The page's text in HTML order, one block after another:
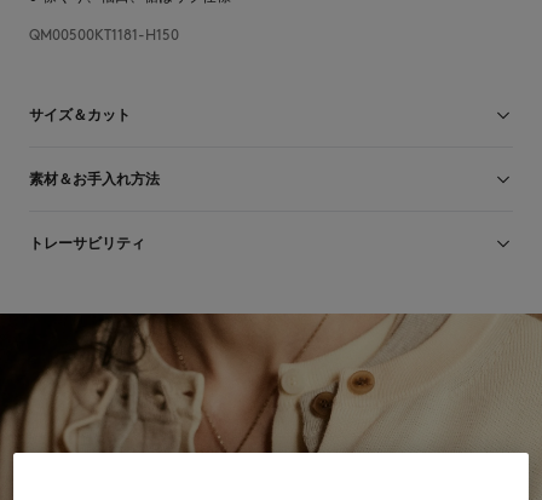
QM00500KT1181-H150
サイズ＆カット
カット： RELAXED
素材＆お手入れ方法
ウール 100%
トレーサビリティ
For more than 20 years, Kitsuné has been committed to producing
beautiful clothes and accessories made of high-end materials that can
be worn often and last long. The collections are developed and
produced in a truthful and transparent way by partners that are
selected with the deepest care to comply with our commitment
towards sustainability.